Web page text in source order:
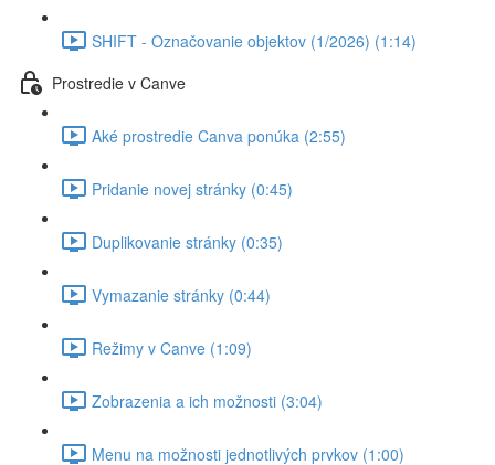
SHIFT - Označovanie objektov (1/2026) (1:14)
Prostredie v Canve
Aké prostredie Canva ponúka (2:55)
Pridanie novej stránky (0:45)
Duplikovanie stránky (0:35)
Vymazanie stránky (0:44)
Režimy v Canve (1:09)
Zobrazenia a ich možnosti (3:04)
Menu na možnosti jednotlivých prvkov (1:00)